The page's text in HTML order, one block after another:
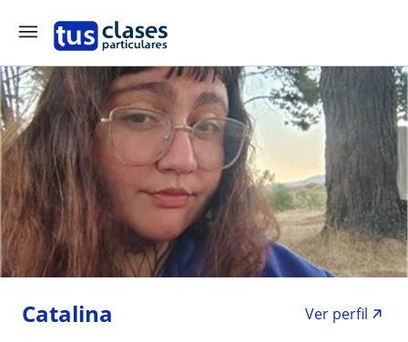
Catalina
Ver perfil